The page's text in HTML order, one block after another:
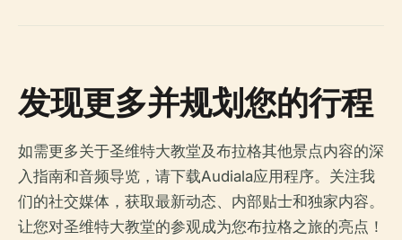
发现更多并规划您的行程
如需更多关于圣维特大教堂及布拉格其他景点内容的深
入指南和音频导览，请下载Audiala应用程序。关注我
们的社交媒体，获取最新动态、内部贴士和独家内容。
让您对圣维特大教堂的参观成为您布拉格之旅的亮点！